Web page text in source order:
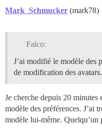
Mark_Schmucker (mark78)
Falco:
J’ai modifié le modèle des
de modification des
Je cherche depuis 20 minutes
modèle des préférences. J’ai
modèle lui-même.